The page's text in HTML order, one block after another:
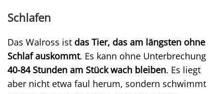
Schlafen
Das Walross ist das Tier, das am längsten ohne
Schlaf auskommt. Es kann ohne Unterbrechung
40-84 Stunden am Stück wach bleiben. Es liegt
aber nicht etwa faul herum, sondern schwimmt